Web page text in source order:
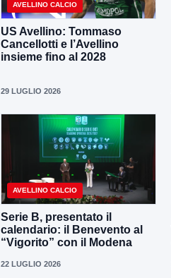
AVELLINO CALCIO
US Avellino: Tommaso
Cancellotti e l’Avellino
insieme fino al 2028
29 LUGLIO 2026
AVELLINO CALCIO
Serie B, presentato il
calendario: il Benevento al
“Vigorito” con il Modena
22 LUGLIO 2026